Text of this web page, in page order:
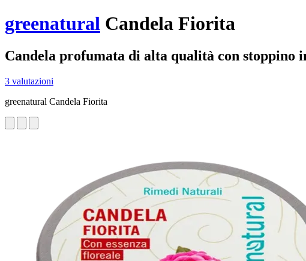
greenatural Candela Fiorita
Candela profumata di alta qualità con stoppino
3 valutazioni
greenatural Candela Fiorita